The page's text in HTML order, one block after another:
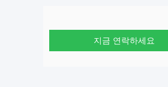
지금 연락하세요